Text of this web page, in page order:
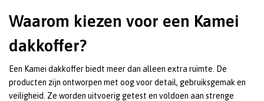
Waarom kiezen voor een Kamei
dakkoffer?
Een Kamei dakkoffer biedt meer dan alleen extra ruimte. De
producten zijn ontworpen met oog voor detail, gebruiksgemak en
veiligheid. Ze worden uitvoerig getest en voldoen aan strenge